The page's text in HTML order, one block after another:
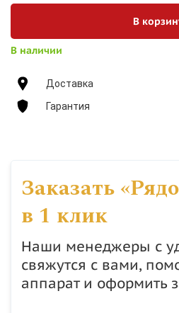
В
В наличии
Доставка
Гарантия
Заказать
в 1 клик
Наши менеджеры с
свяжутся с вами,
аппарат и оформить